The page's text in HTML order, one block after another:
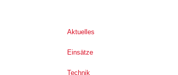
Aktuelles
Einsätze
Technik